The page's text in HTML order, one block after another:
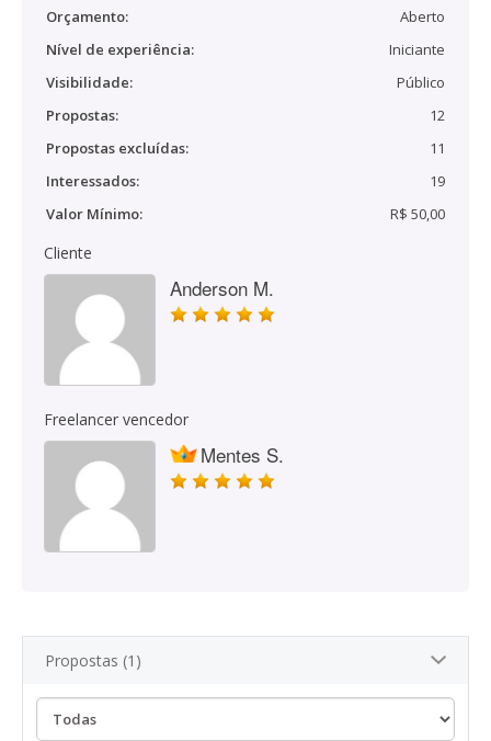
Orçamento:
Aberto
Nível de experiência:
Iniciante
Visibilidade:
Público
Propostas:
12
Propostas excluídas:
11
Interessados:
19
Valor Mínimo:
R$ 50,00
Cliente
Anderson M.
Freelancer vencedor
Mentes S.
Propostas (1)